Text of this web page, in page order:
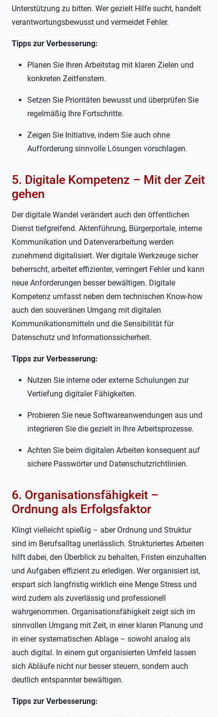
Unterstützung zu bitten. Wer gezielt Hilfe sucht, handelt
verantwortungsbewusst und vermeidet Fehler.
Tipps zur Verbesserung:
Planen Sie Ihren Arbeitstag mit klaren Zielen und
konkreten Zeitfenstern.
Setzen Sie Prioritäten bewusst und überprüfen Sie
regelmäßig Ihre Fortschritte.
Zeigen Sie Initiative, indem Sie auch ohne
Aufforderung sinnvolle Lösungen vorschlagen.
5. Digitale Kompetenz – Mit der Zeit
gehen
Der digitale Wandel verändert auch den öffentlichen
Dienst tiefgreifend. Aktenführung, Bürgerportale, interne
Kommunikation und Datenverarbeitung werden
zunehmend digitalisiert. Wer digitale Werkzeuge sicher
beherrscht, arbeitet effizienter, verringert Fehler und kann
neue Anforderungen besser bewältigen. Digitale
Kompetenz umfasst neben dem technischen Know-how
auch den souveränen Umgang mit digitalen
Kommunikationsmitteln und die Sensibilität für
Datenschutz und Informationssicherheit.
Tipps zur Verbesserung:
Nutzen Sie interne oder externe Schulungen zur
Vertiefung digitaler Fähigkeiten.
Probieren Sie neue Softwareanwendungen aus und
integrieren Sie die gezielt in Ihre Arbeitsprozesse.
Achten Sie beim digitalen Arbeiten konsequent auf
sichere Passwörter und Datenschutzrichtlinien.
6. Organisationsfähigkeit –
Ordnung als Erfolgsfaktor
Klingt vielleicht spießig – aber Ordnung und Struktur
sind im Berufsalltag unerlässlich. Strukturiertes Arbeiten
hilft dabei, den Überblick zu behalten, Fristen einzuhalten
und Aufgaben effizient zu erledigen. Wer organisiert ist,
erspart sich langfristig wirklich eine Menge Stress und
wird zudem als zuverlässig und professionell
wahrgenommen. Organisationsfähigkeit zeigt sich im
sinnvollen Umgang mit Zeit, in einer klaren Planung und
in einer systematischen Ablage – sowohl analog als
auch digital. In einem gut organisierten Umfeld lassen
sich Abläufe nicht nur besser steuern, sondern auch
deutlich entspannter bewältigen.
Tipps zur Verbesserung: